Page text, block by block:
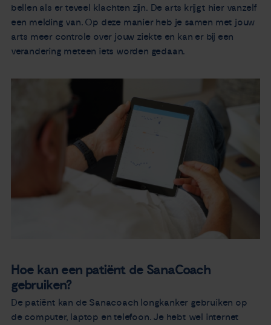
bellen als er teveel klachten zijn. De arts krijgt hier vanzelf
een melding van. Op deze manier heb je samen met jouw
arts meer controle over jouw ziekte en kan er bij een
verandering meteen iets worden gedaan.
Hoe kan een patiënt de SanaCoach
gebruiken?
De patiënt kan de Sanacoach longkanker gebruiken op
de computer, laptop en telefoon. Je hebt wel internet